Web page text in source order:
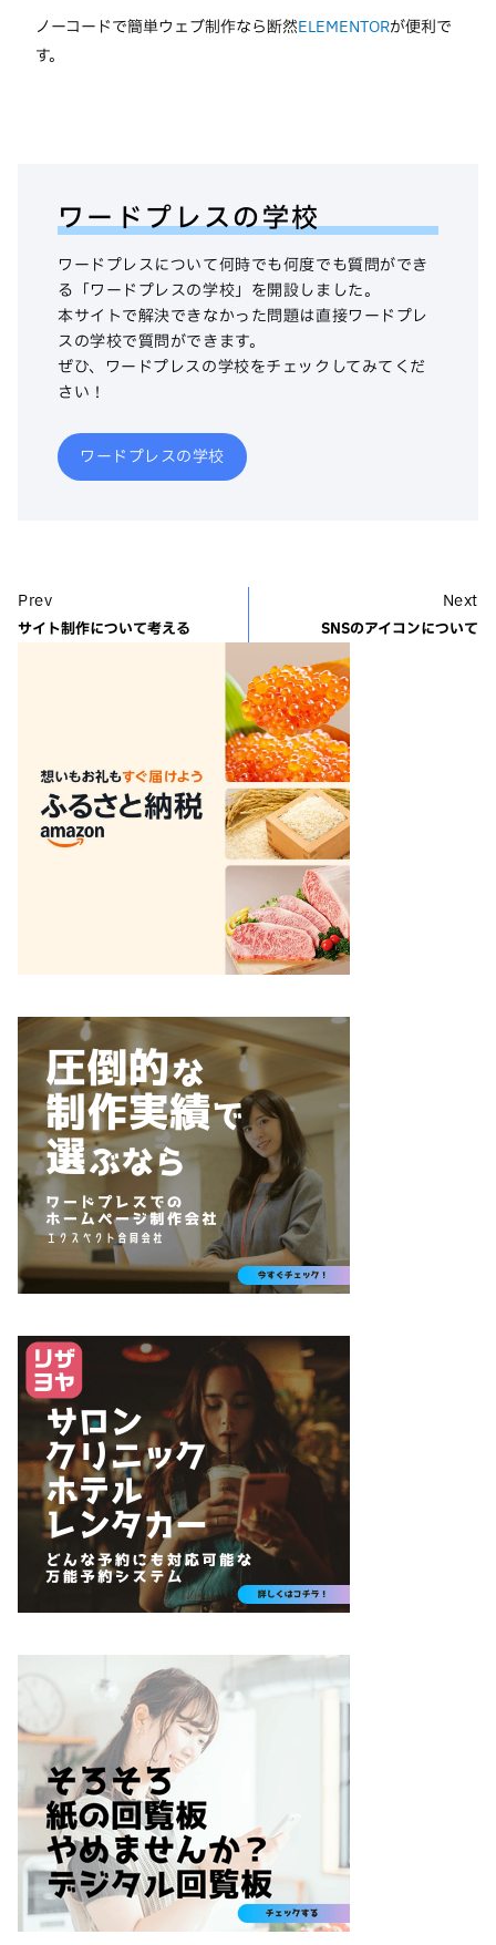
ノーコードで簡単ウェブ制作なら断然ELEMENTORが便利で
す。
ワードプレスの学校
ワードプレスについて何時でも何度でも質問ができ
る「ワードプレスの学校」を開設しました。
本サイトで解決できなかった問題は直接ワードプレ
スの学校で質問ができます。
ぜひ、ワードプレスの学校をチェックしてみてくだ
さい！
ワードプレスの学校
Prev
サイト制作について考える
Next
SNSのアイコンについて